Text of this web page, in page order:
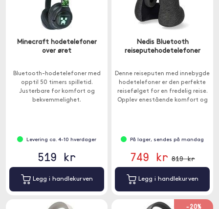
Minecraft hodetelefoner
over øret
Bluetooth-hodetelefoner med
opptil 50 timers spilletid.
Justerbare for komfort og
bekvemmelighet.
Levering ca. 4-10 hverdager
519 kr
Legg i handlekurven
Nedis Bluetooth
reiseputehodetelefoner
Denne reiseputen med innebygde
hodetelefoner er den perfekte
reisefølget for en fredelig reise.
Opplev enestående komfort og
På lager, sendes på mandag
749 kr 819 kr
Legg i handlekurven
-20%